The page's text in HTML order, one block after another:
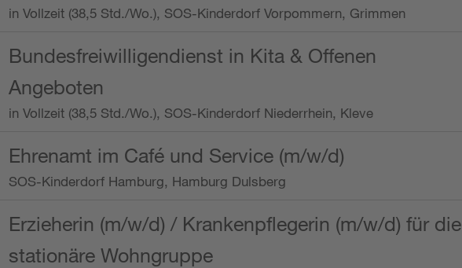
in Vollzeit (38,5 Std./Wo.), SOS-Kinderdorf Vorpommern, Grimmen
Bundesfreiwilligendienst in Kita & Offenen
Angeboten
in Vollzeit (38,5 Std./Wo.), SOS-Kinderdorf Niederrhein, Kleve
Ehrenamt im Café und Service (m/w/d)
SOS-Kinderdorf Hamburg, Hamburg Dulsberg
Erzieherin (m/w/d) / Krankenpflegerin (m/w/d) für die
stationäre Wohngruppe